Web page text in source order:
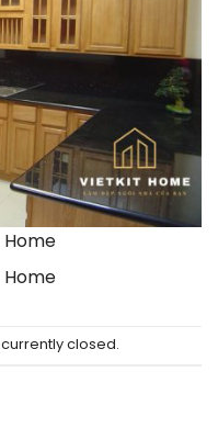
Home
Home
closed.